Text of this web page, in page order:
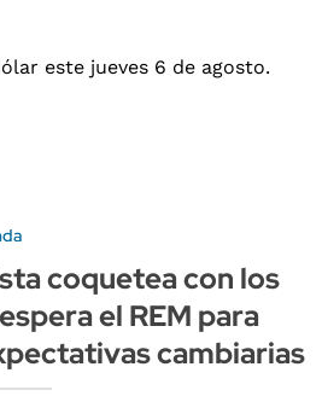
coquetea con los
el REM para
cambiarias